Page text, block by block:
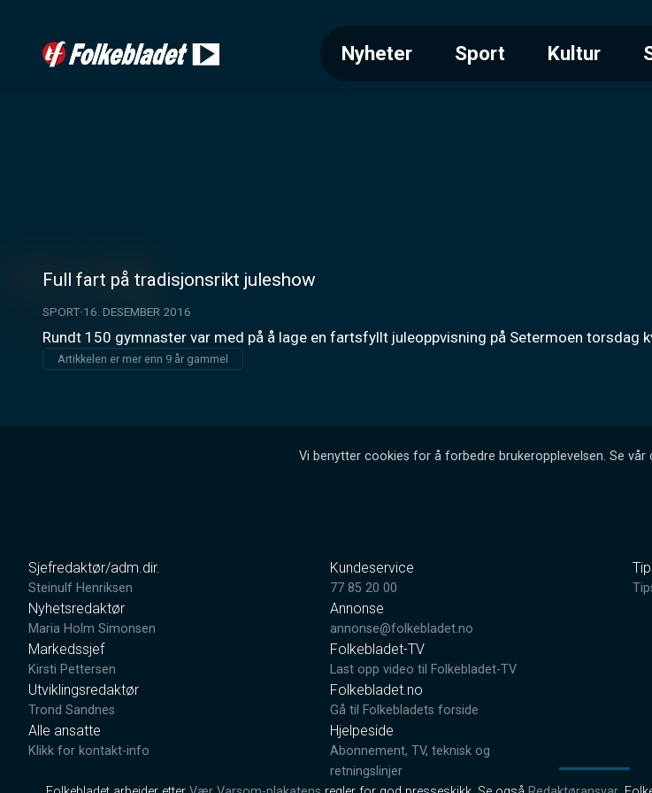
Nyheter Sport Kultur
Full fart på tradisjonsrikt juleshow
SPORT 16. DESEMBER 2016
Rundt 150 gymnaster var med på å lage en fartsfyllt juleoppvisning på Setermoen torsdag
Artikkelen er mer enn 9 år gammel
Vi benytter cookies for å forbedre brukeropplevelsen. Se
Sjefredaktør/adm.dir.
Steinulf Henriksen
Nyhetsredaktør
Maria Holm Simonsen
Markedssjef
Kirsti Pettersen
Utviklingsredaktør
Trond Sandnes
Alle ansatte
Klikk for kontakt-info
Kundeservice
77 85 20 00
Annonse
annonse@folkebladet.no
Folkebladet-TV
Last opp video til Folkebladet-TV
Folkebladet.no
Gå til Folkebladets forside
Hjelpeside
Abonnement, TV, teknisk og
retningslinjer